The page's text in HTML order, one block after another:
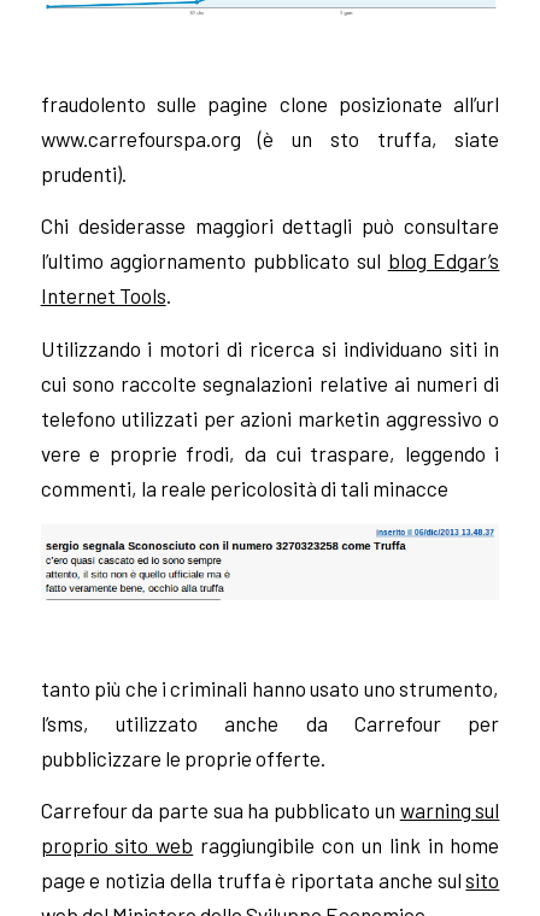
fraudolento sulle pagine clone posizionate all’url
www.carrefourspa.org (è un sto truffa, siate
prudenti).
Chi desiderasse maggiori dettagli può consultare
l’ultimo aggiornamento pubblicato sul blog Edgar’s
Internet Tools.
Utilizzando i motori di ricerca si individuano siti in
cui sono raccolte segnalazioni relative ai numeri di
telefono utilizzati per azioni marketin aggressivo o
vere e proprie frodi, da cui traspare, leggendo i
commenti, la reale pericolosità di tali minacce
tanto più che i criminali hanno usato uno strumento,
l’sms, utilizzato anche da Carrefour per
pubblicizzare le proprie offerte.
Carrefour da parte sua ha pubblicato un warning sul
proprio sito web raggiungibile con un link in home
page e notizia della truffa è riportata anche sulsito